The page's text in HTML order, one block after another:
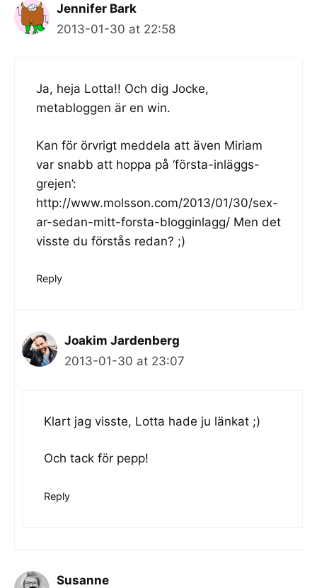
Jennifer Bark
2013-01-30 at 22:58
Ja, heja Lotta!! Och dig Jocke,
metabloggen är en win.
Kan för örvrigt meddela att även Miriam
var snabb att hoppa på ‘första-inläggs-
grejen’:
http://www.molsson.com/2013/01/30/sex-
ar-sedan-mitt-forsta-blogginlagg/ Men det
visste du förstås redan? ;)
Reply
Joakim Jardenberg
2013-01-30 at 23:07
Klart jag visste, Lotta hade ju länkat ;)
Och tack för pepp!
Reply
Susanne